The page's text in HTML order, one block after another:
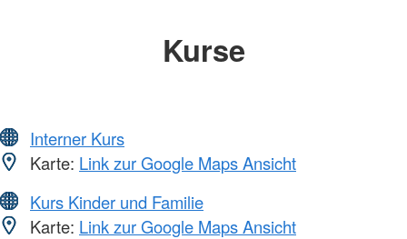
Kurse
Interner Kurs
Karte: Link zur Google Maps Ansicht
Kurs Kinder und Familie
Karte: Link zur Google Maps Ansicht